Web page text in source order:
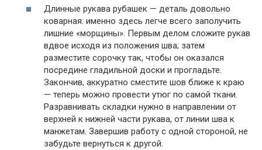
Длинные рукава рубашек — деталь довольно
коварная: именно здесь легче всего заполучить
лишние «морщины». Первым делом сложите рукав
вдвое исходя из положения шва; затем
разместите сорочку так, чтобы он оказался
посредине гладильной доски и прогладьте.
Закончив, аккуратно сместите шов ближе к краю
— теперь можно провести утюг по самой ткани.
Разравнивать складки нужно в направлении от
верхней к нижней части рукава, от линии шва к
манжетам. Завершив работу с одной стороной, не
забудьте вернуться к другой.